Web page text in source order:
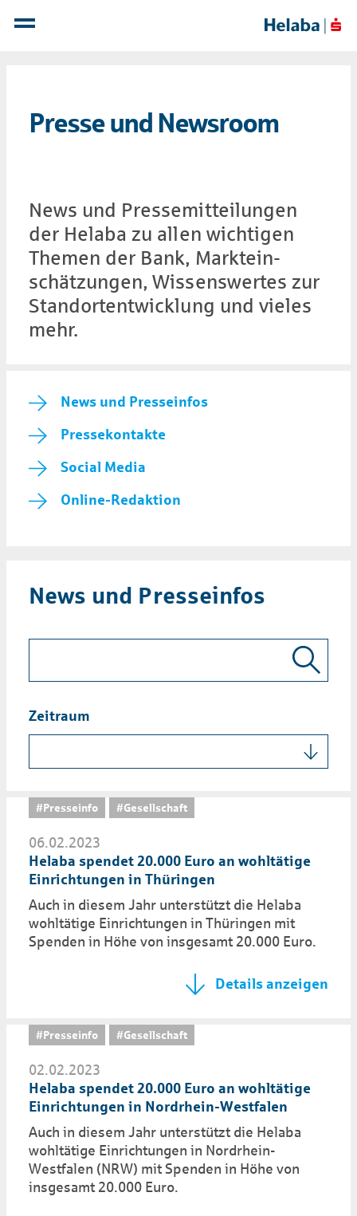
Presse und News­room
News und Presse­mit­teil­ungen
der Helaba zu allen wich­ti­gen
Themen der Bank, Markt­ein­
schätzungen, Wissens­wertes zur
Stand­ort­ent­wicklung und vieles
mehr.
News und Presseinfos
Pressekontakte
Social Media
Online-Redaktion
News und Presseinfos
Zeitraum
#Presseinfo #Gesellschaft
06.02.2023
Helaba spendet 20.000 Euro an wohltätige
Einrichtungen in Thüringen
Auch in diesem Jahr unterstützt die Helaba
wohltätige Einrichtungen in Thüringen mit
Spenden in Höhe von insgesamt 20.000 Euro.
Details anzeigen
#Presseinfo #Gesellschaft
02.02.2023
Helaba spendet 20.000 Euro an wohltätige
Einrichtungen in Nordrhein-Westfalen
Auch in diesem Jahr unterstützt die Helaba
wohltätige Einrichtungen in Nordrhein-
Westfalen (NRW) mit Spenden in Höhe von
insgesamt 20.000 Euro.